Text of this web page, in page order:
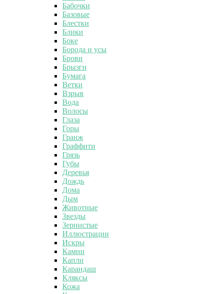
Бабочки
Базовые
Блестки
Блики
Боке
Борода и усы
Брови
Брызги
Бумага
Ветки
Взрыв
Вода
Волосы
Глаза
Горы
Гранж
Граффити
Грязь
Губы
Деревья
Дождь
Дома
Дым
Животные
Звезды
Зернистые
Иллюстрации
Искры
Камни
Капли
Карандаш
Кляксы
Кожа